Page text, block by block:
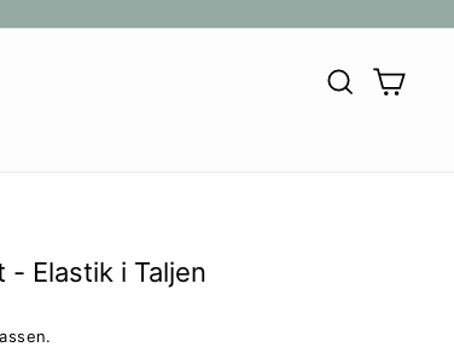
SØG
- Elastik i Taljen